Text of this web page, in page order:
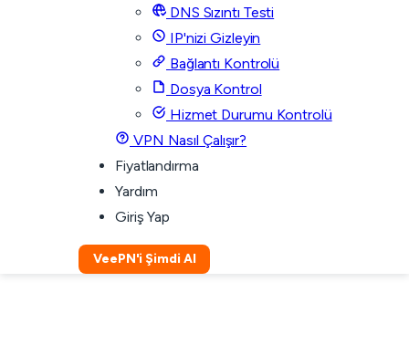
DNS Sızıntı Testi
IP'nizi Gizleyin
Bağlantı Kontrolü
Dosya Kontrol
Hizmet Durumu Kontrolü
VPN Nasıl Çalışır?
Fiyatlandırma
Yardım
Giriş Yap
VeePN'i Şimdi Al